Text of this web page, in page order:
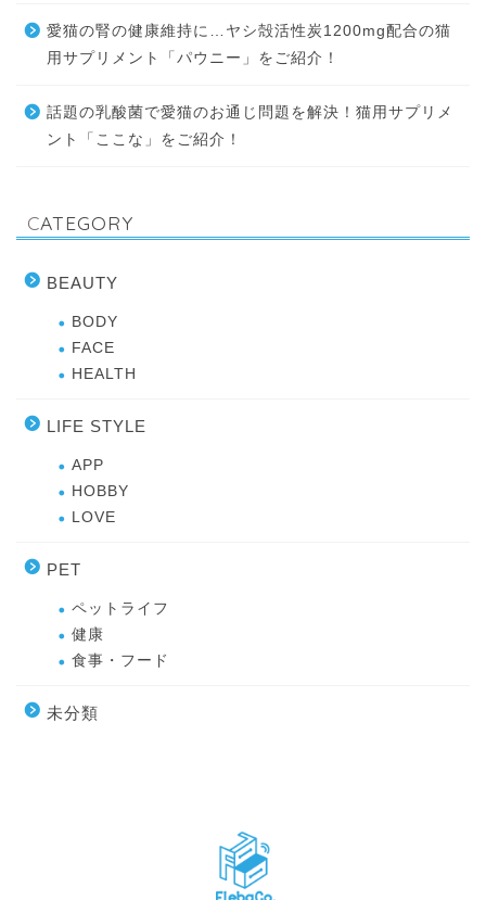
愛猫の腎の健康維持に…ヤシ殻活性炭1200mg配合の猫
用サプリメント「パウニー」をご紹介！
話題の乳酸菌で愛猫のお通じ問題を解決！猫用サプリメ
ント「ここな」をご紹介！
CATEGORY
BEAUTY
BODY
FACE
HEALTH
LIFE STYLE
APP
HOBBY
LOVE
PET
ペットライフ
健康
食事・フード
未分類